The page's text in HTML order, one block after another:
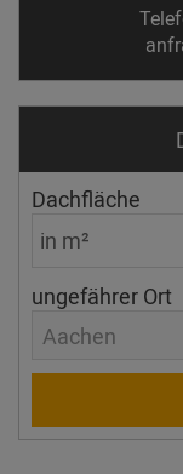
Dachfläche
ungefährer Ort
Aachen